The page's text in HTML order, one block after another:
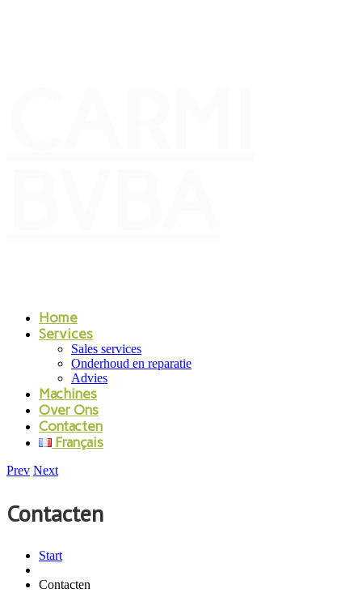
Home
Services
Sales services
Onderhoud en reparatie
Advies
Machines
Over Ons
Contacten
Français
Prev Next
Contacten
Start
Contacten